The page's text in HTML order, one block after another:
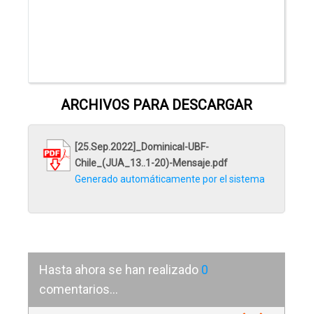
ARCHIVOS PARA DESCARGAR
[25.Sep.2022]_Dominical-UBF-
Chile_(JUA_13..1-20)-Mensaje.pdf
Generado automáticamente por el sistema
Hasta ahora se han realizado 0
comentarios...